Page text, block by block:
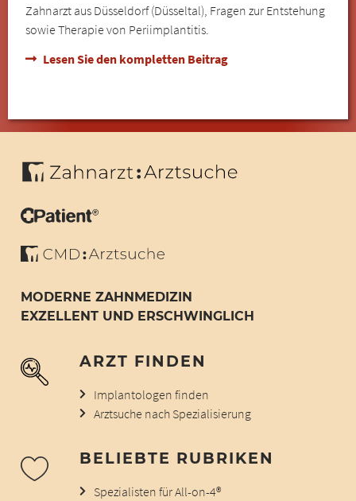
Zahnarzt aus Düsseldorf (Düsseltal), Fragen zur Entstehung
sowie Therapie von Periimplantitis.
Lesen Sie den kompletten Beitrag
MODERNE ZAHNMEDIZIN
EXZELLENT UND ERSCHWINGLICH
ARZT FINDEN
Implantologen finden
Arztsuche nach Spezialisierung
BELIEBTE RUBRIKEN
Spezialisten für All-on-4®